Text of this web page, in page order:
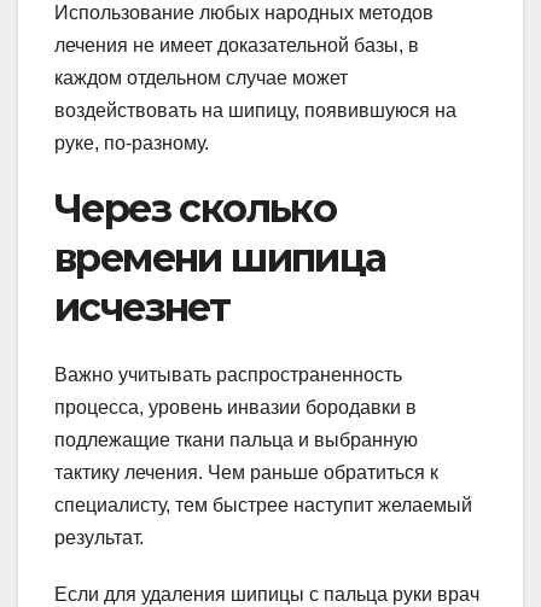
Использование любых народных методов
лечения не имеет доказательной базы, в
каждом отдельном случае может
воздействовать на шипицу, появившуюся на
руке, по-разному.
Через сколько
времени шипица
исчезнет
Важно учитывать распространенность
процесса, уровень инвазии бородавки в
подлежащие ткани пальца и выбранную
тактику лечения. Чем раньше обратиться к
специалисту, тем быстрее наступит желаемый
результат.
Если для удаления шипицы с пальца руки врач